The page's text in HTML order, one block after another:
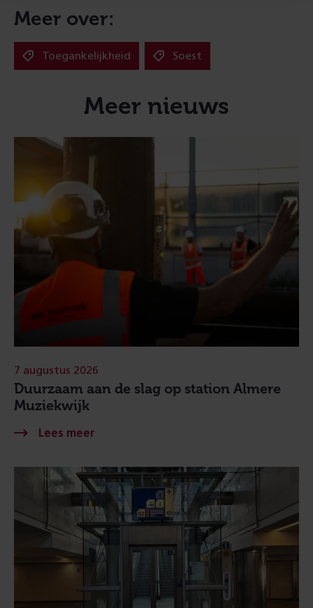
Meer over:
Toegankelijkheid Soest
Meer nieuws
Duurzaam aan de slag op station Almere
Muziekwijk
7 augustus 2026